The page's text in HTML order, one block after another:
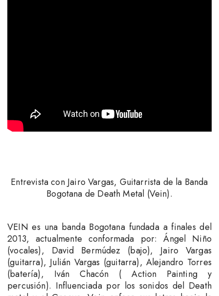
Entrevista con Jairo Vargas, Guitarrista de la Banda
Bogotana de Death Metal (Vein).
VEIN es una banda Bogotana fundada a finales del
2013, actualmente conformada por: Ángel Niño
(vocales), David Bermúdez (bajo), Jairo Vargas
(guitarra), Julián Vargas (guitarra), Alejandro Torres
(batería), Iván Chacón ( Action Painting y
percusión). Influenciada por los sonidos del Death